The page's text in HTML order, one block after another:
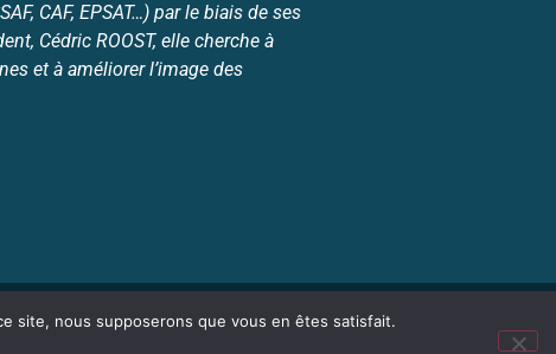
CAF, EPSAT…) par le biais de ses
Cédric ROOST, elle cherche à
et à améliorer l’image des
site, nous supposerons que vous en êtes satisfait.